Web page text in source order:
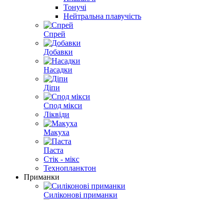
Тонучі
Нейтральна плавучість
Спрей
Добавки
Насадки
Діпи
Спод мікси
Ліквіди
Макуха
Паста
Стік - мікс
Технопланктон
Приманки
Силіконові приманки